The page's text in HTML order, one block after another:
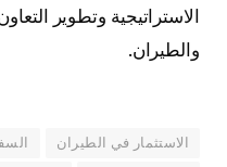
الاستراتيجية وتطوير
والطيران.
الاستثمار في الطيران